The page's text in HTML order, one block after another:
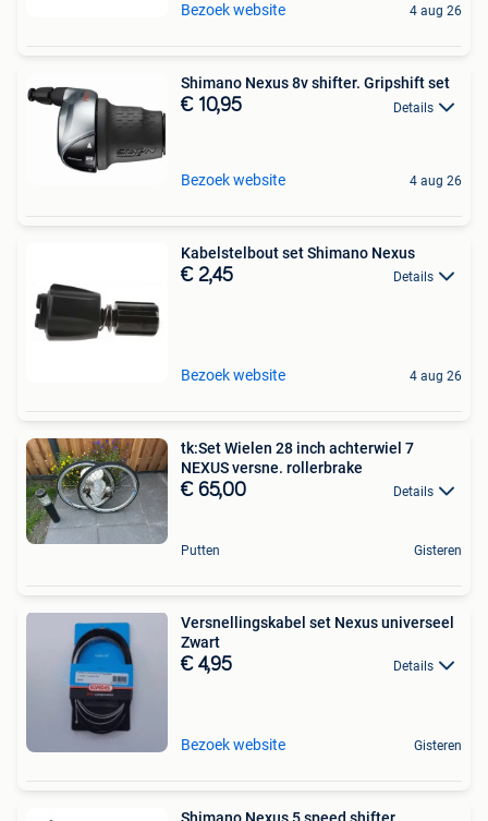
Bezoek website 4 aug 26
Shimano Nexus 8v shifter. Gripshift set
€ 10,95 Details
Bezoek website 4 aug 26
Kabelstelbout set Shimano Nexus
€ 2,45 Details
Bezoek website 4 aug 26
tk:Set Wielen 28 inch achterwiel 7
NEXUS versne. rollerbrake
€ 65,00 Details
Putten Gisteren
Versnellingskabel set Nexus universeel
Zwart
€ 4,95 Details
Bezoek website Gisteren